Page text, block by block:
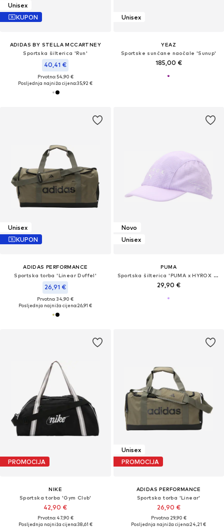
Unisex
KUPON
ADIDAS BY STELLA MCCARTNEY
Sportska šilterica 'Run'
40,41 €
Prvotno: 54,90 €
Posljednja najniža cijena:35,92 €
Unisex
YEAZ
Sportske sunčane naočale 'Sunup'
185,00 €
Unisex
KUPON
ADIDAS PERFORMANCE
Sportska torba 'Linear Duffel'
26,91 €
Prvotno: 34,90 €
Posljednja najniža cijena:26,91 €
Novo
Unisex
PUMA
Sportska šilterica 'PUMA x HYROX RUNNING'
29,90 €
PROMOCIJA
NIKE
Sportska torba 'Gym Club'
42,90 €
Prvotno: 47,90 €
Posljednja najniža cijena:38,61 €
Unisex
PROMOCIJA
ADIDAS PERFORMANCE
Sportska torba 'Linear'
26,90 €
Prvotno: 29,90 €
Posljednja najniža cijena:24,21 €